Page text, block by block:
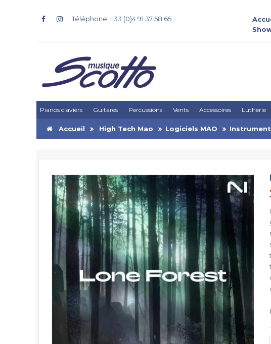
Téléphone: +33 (0)4 91 37 58 65
Pianos claviers Guitares Percussions Vents Accessoires Lutherie
Accueil High Tech Mao Logiciels MAO